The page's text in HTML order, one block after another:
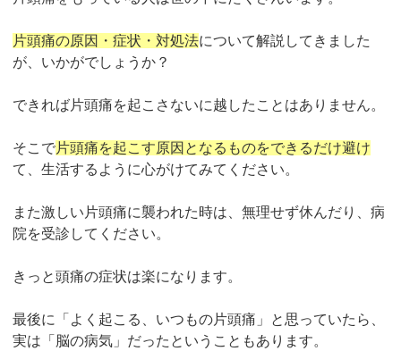
片頭痛の原因・症状・対処法について解説してきました
が、いかがでしょうか？
できれば片頭痛を起こさないに越したことはありません。
そこで片頭痛を起こす原因となるものをできるだけ避け
て、生活するように心がけてみてください。
また激しい片頭痛に襲われた時は、無理せず休んだり、病
院を受診してください。
きっと頭痛の症状は楽になります。
最後に「よく起こる、いつもの片頭痛」と思っていたら、
実は「脳の病気」だったということもあります。